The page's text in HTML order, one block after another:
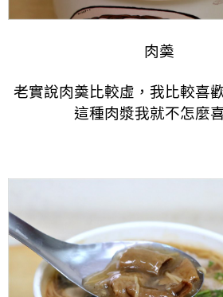
肉羮
老實說肉羮比較虛，我比較喜
這種肉漿我就不怎麼